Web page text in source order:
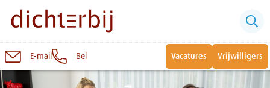
Naar
inhoud
E-mail Bel Vacatures Vrijwilligers